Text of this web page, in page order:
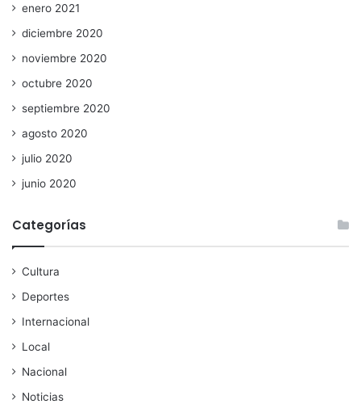
enero 2021
diciembre 2020
noviembre 2020
octubre 2020
septiembre 2020
agosto 2020
julio 2020
junio 2020
Categorías
Cultura
Deportes
Internacional
Local
Nacional
Noticias